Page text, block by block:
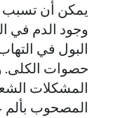
يمكن أن تسبب
وجود الدم في
البول في
حصوات الكلى.
المشكلات
المصحوب